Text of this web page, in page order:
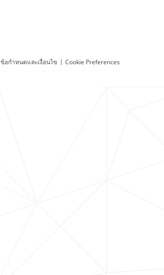
ข้อกำหนดและเงื่อนไข | Cookie Preferences